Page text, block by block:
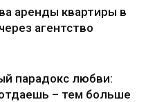
аренды квартиры в
агентство
парадокс любви:
– тем больше